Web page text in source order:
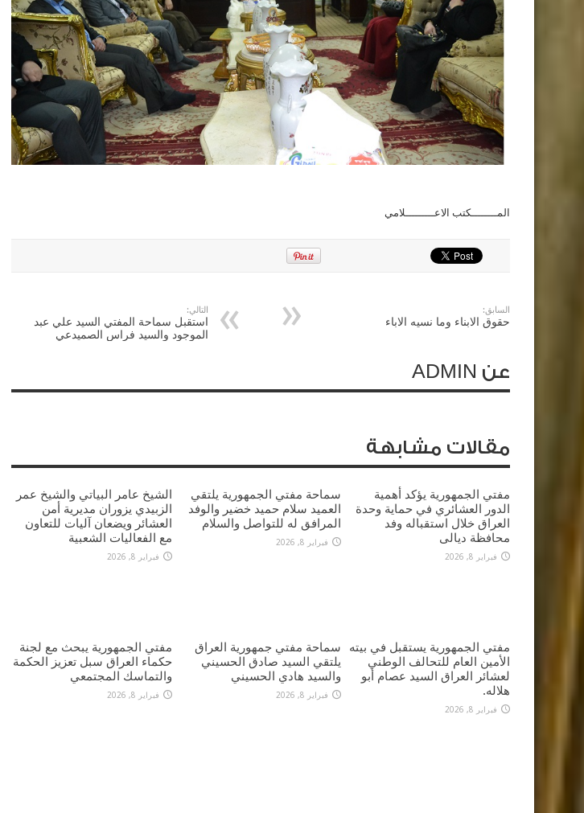
المــــــــكتب الاعـــــــــلامي
السابق:
حقوق الابناء وما نسيه الاباء
التالي:
استقبل سماحة المفتي السيد علي عبد
الموجود والسيد فراس الصميدعي
عن ADMIN
مقالات مشابهة
مفتي الجمهورية يؤكد أهمية
الدور العشائري في حماية وحدة
العراق خلال استقباله وفد
محافظة ديالى
فبراير 8, 2026
سماحة مفتي الجمهورية يلتقي
العميد سلام حميد خضير والوفد
المرافق له للتواصل والسلام
فبراير 8, 2026
الشيخ عامر البياتي والشيخ عمر
الزبيدي يزوران مديرية أمن
العشائر ويضعان آليات للتعاون
مع الفعاليات الشعبية
فبراير 8, 2026
مفتي الجمهورية يستقبل في بيته
الأمين العام للتحالف الوطني
لعشائر العراق السيد عصام أبو
هلاله.
فبراير 8, 2026
سماحة مفتي جمهورية العراق
يلتقي السيد صادق الحسيني
والسيد هادي الحسيني
فبراير 8, 2026
مفتي الجمهورية يبحث مع لجنة
حكماء العراق سبل تعزيز الحكمة
والتماسك المجتمعي
فبراير 8, 2026